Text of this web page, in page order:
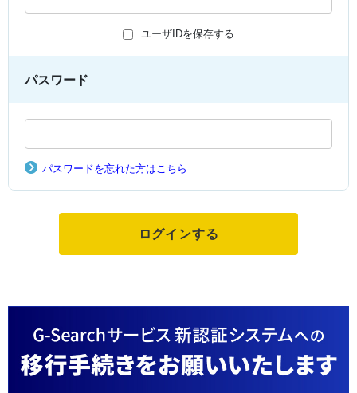
ユーザIDを保存する
パスワード
パスワードを忘れた方はこちら